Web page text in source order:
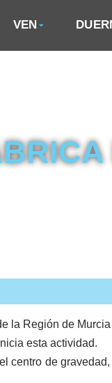
VEN
la Región de
esta actividad.
centro de